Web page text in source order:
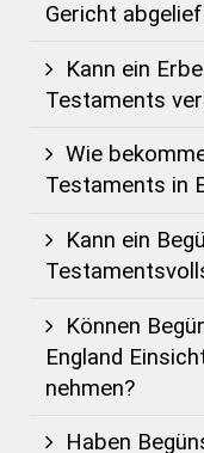
Gericht
Kann ein
Testaments
Wie
Testaments in
Kann ein
Können
England
nehmen?
Haben